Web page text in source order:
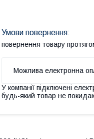
повернення товару
У компанії підключені
будь-який товар не